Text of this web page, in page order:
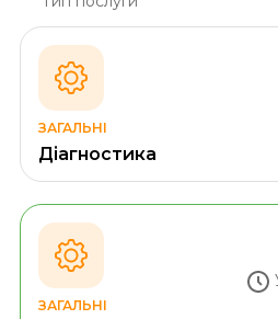
ЗАГАЛЬНІ
Діагностика
ЗАГАЛЬНІ